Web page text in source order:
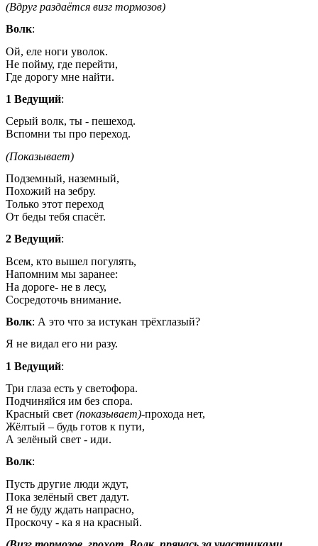
(Вдруг раздаётся визг тормозов)
Волк:
Ой, еле ноги уволок.
Не пойму, где перейти,
Где дорогу мне найти.
1 Ведущий:
Серый волк, ты - пешеход.
Вспомни ты про переход.
(Показывает)
Подземный, наземный,
Похожий на зебру.
Только этот переход
От беды тебя спасёт.
2 Ведущий:
Всем, кто вышел погулять,
Напомним мы заранее:
На дороге- не в лесу,
Сосредоточь внимание.
Волк: А это что за истукан трёхглазый?
Я не видал его ни разу.
1 Ведущий:
Три глаза есть у светофора.
Подчиняйся им без спора.
Красный свет (показывает)-прохода нет,
Жёлтый – будь готов к пути,
А зелёный свет - иди.
Волк:
Пусть другие люди ждут,
Пока зелёный свет дадут.
Я не буду ждать напрасно,
Проскочу - ка я на красный.